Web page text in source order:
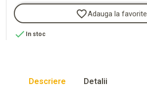
favorite_borderAdauga la favorite
 In stoc
Descriere Detalii